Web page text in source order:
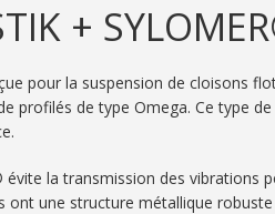
+
pour la suspension de cloisons
profilés de type Omega. Ce type
évite la transmission des vibrations
ont une structure métallique robuste